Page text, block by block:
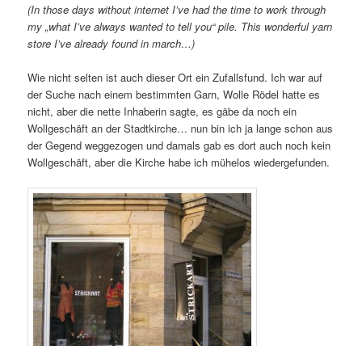
(In those days without internet I’ve had the time to work through
my „what I’ve always wanted to tell you“ pile. This wonderful yarn
store I’ve already found in march…)
Wie nicht selten ist auch dieser Ort ein Zufallsfund. Ich war auf
der Suche nach einem bestimmten Garn, Wolle Rödel hatte es
nicht, aber die nette Inhaberin sagte, es gäbe da noch ein
Wollgeschäft an der Stadtkirche… nun bin ich ja lange schon aus
der Gegend weggezogen und damals gab es dort auch noch kein
Wollgeschäft, aber die Kirche habe ich mühelos wiedergefunden.